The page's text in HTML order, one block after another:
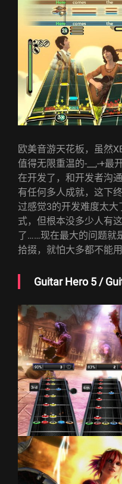
欧美音游天花板，虽然
值得无限重温的-__,-+最
在开发了，和开发者沟
有任何多人成就，这下
过感觉3的开发难度太大
式，但根本没多少人有
了……现在最大的问题就
拾掇，就怕大多都不能用
Guitar Hero 5 /